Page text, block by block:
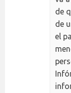
de
de
el